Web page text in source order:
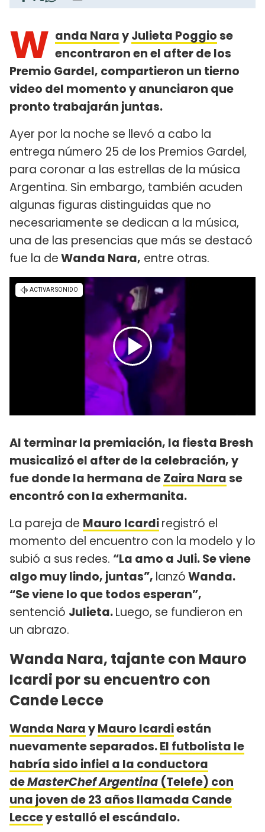
W anda NarayJulieta Poggiose
encontraron en el after de los
Premio Gardel, compartieron un tierno
video del momento y anunciaron que
pronto trabajarán juntas.
Ayer por la noche se llevó a cabo la
entrega número 25 de los Premios Gardel,
para coronar a las estrellas de la música
Argentina. Sin embargo, también acuden
algunas figuras distinguidas que no
necesariamente se dedican a la música,
una de las presencias que más se destacó
fue la deWanda Nara, entre otras.
Al terminar la premiación, la fiesta Bresh
musicalizó el after de la celebración, y
fue donde la hermana deZaira Narase
encontró con la exhermanita.
La pareja de Mauro Icardiregistró el
momento del encuentro con la modelo y lo
subió a sus redes. “La amo a Juli. Se viene
algo muy lindo, juntas”, lanzóWanda.
“Se viene lo que todos esperan”,
sentenció Julieta.Luego, se fundieron en
un abrazo.
Wanda Nara, tajante con Mauro
Icardi por su encuentro con
Cande Lecce
Wanda NarayMauro Icardiestán
nuevamente separados.El futbolista le
habría sido infiel a la conductora
deMasterChef Argentina (Telefe) con
una joven de 23 años llamada Cande
Leccey estalló el escándalo.